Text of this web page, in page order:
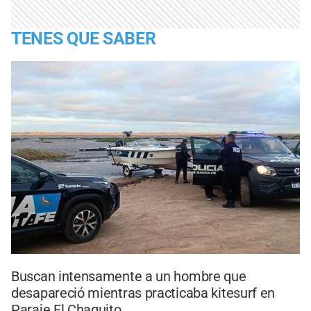
TENES QUE SABER
Buscan intensamente a un hombre que
desapareció mientras practicaba kitesurf en